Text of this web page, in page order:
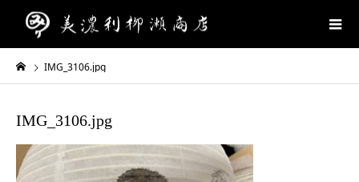
IMG_3106.jpg
IMG_3106.jpg